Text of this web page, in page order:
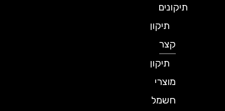
תיקונים
תיקון
תיקון
מוצרי
חשמל